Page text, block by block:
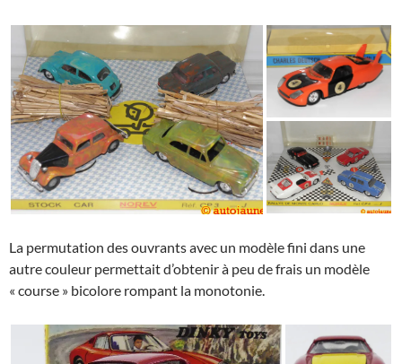
La permutation des ouvrants avec un modèle fini dans une
autre couleur permettait d’obtenir à peu de frais un modèle
« course » bicolore rompant la monotonie.